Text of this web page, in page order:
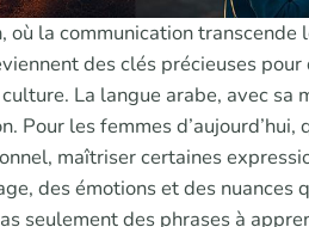
où la communication
des clés précieuses pour
La langue arabe, avec
Pour les femmes
maîtriser certaines
des émotions et des nuances
seulement des phrases à